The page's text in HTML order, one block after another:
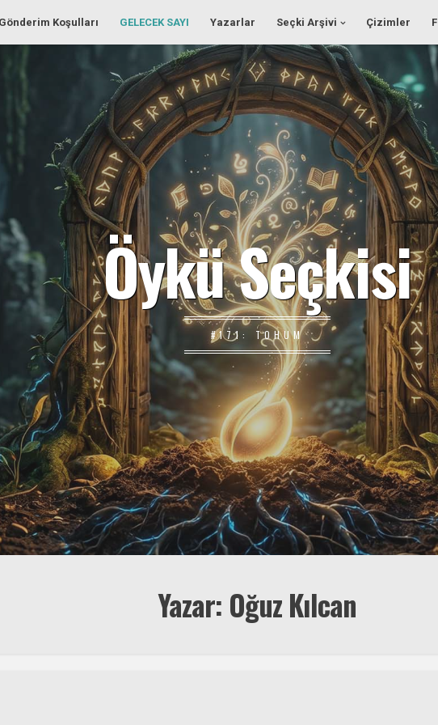
Koşulları GELECEK SAYI Yazarlar Seçki Arşivi Çizimler
Öykü Seçkisi
#171: TOHUM
Yazar: Oğuz Kılcan